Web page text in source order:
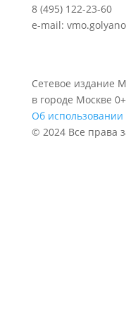
8 (495) 122-23-60
e-mail:
Сетевое издание
в городе Москве 0+
Об
© 2024 Все права